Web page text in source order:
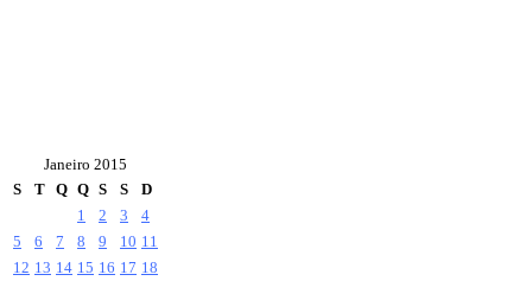
Janeiro 2015
S
T Q Q S S
D
1
2 3
4
5
6 7 8 9 10 11
12 13 14 15 16 17 18